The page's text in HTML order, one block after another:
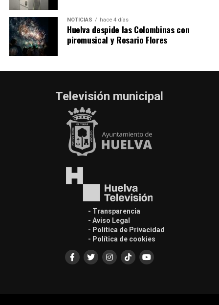
NOTICIAS hace 4 días
Huelva despide las Colombinas con
piromusical y Rosario Flores
Televisión municipal
- Transparencia
- Aviso Legal
- Política de Privacidad
- Política de cookies